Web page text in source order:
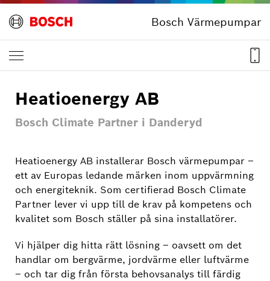
Bosch Värmepumpar
Heatioenergy AB
Bosch Climate Partner i Danderyd
Heatioenergy AB installerar Bosch värmepumpar –
ett av Europas ledande märken inom uppvärmning
och energiteknik. Som certifierad Bosch Climate
Partner lever vi upp till de krav på kompetens och
kvalitet som Bosch ställer på sina installatörer.
Vi hjälper dig hitta rätt lösning – oavsett om det
handlar om bergvärme, jordvärme eller luftvärme
– och tar dig från första behovsanalys till färdig